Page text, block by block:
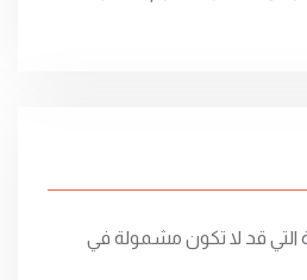
قد لا تكون مشمولة في